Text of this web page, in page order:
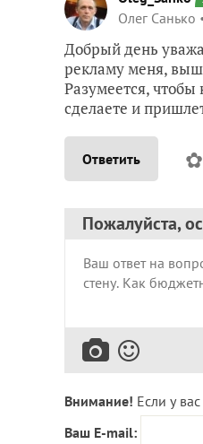
Олег Санько
Добрый день
рекламу меня,
Разумеется, чтобы
сделаете и
Ответить ✿
Пожалуйста,
Внимание! Если у
Ваш E-mail: